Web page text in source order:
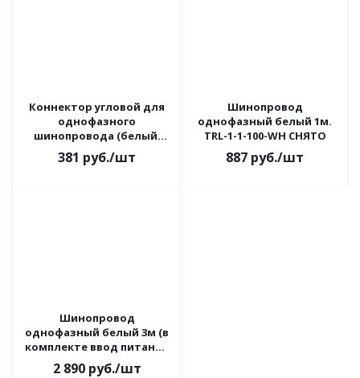
Коннектор угловой для
однофазного
шинопровода (белый)
TRC-1-1-L-WH
381 руб./шт
Шинопровод
однофазный белый 1м.
TRL-1-1-100-WH СНЯТО
887 руб./шт
Шинопровод
однофазный белый 3м (в
комплекте ввод питания
и заглушка)
2 890руб./шт